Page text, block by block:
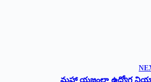
మహా యజ్ఞంలా ఉద్యోగ